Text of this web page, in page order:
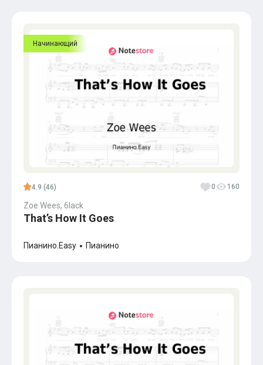
Начинающий
4.9 (46) 0 160
Zoe Wees, 6lack
That’s How It Goes
Пианино.Easy Пианино